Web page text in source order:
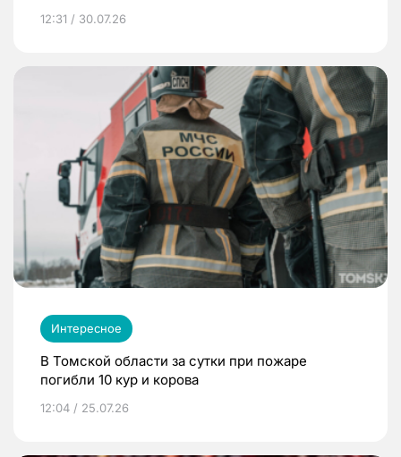
12:31 / 30.07.26
Интересное
В Томской области за сутки при пожаре
погибли 10 кур и корова
12:04 / 25.07.26